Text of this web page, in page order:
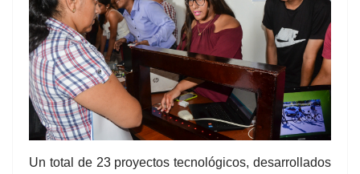
Un total de 23 proyectos tecnológicos, desarrollados